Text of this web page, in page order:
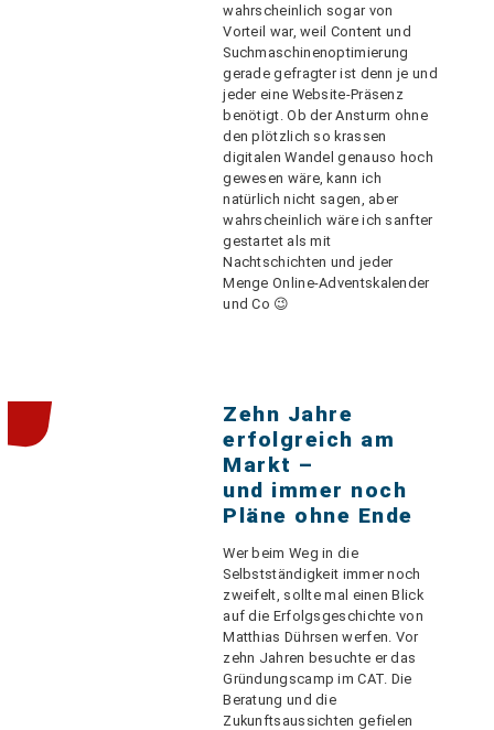
wahrscheinlich sogar von
Vorteil war, weil Content und
Suchmaschinenoptimierung
gerade gefragter ist denn je und
jeder eine Website-Präsenz
benötigt. Ob der Ansturm ohne
den plötzlich so krassen
digitalen Wandel genauso hoch
gewesen wäre, kann ich
natürlich nicht sagen, aber
wahrscheinlich wäre ich sanfter
gestartet als mit
Nachtschichten und jeder
Menge Online-Adventskalender
und Co 😉
Zehn Jahre
erfolgreich am
Markt –
und immer noch
Pläne ohne Ende
Wer beim Weg in die
Selbstständigkeit immer noch
zweifelt, sollte mal einen Blick
auf die Erfolgsgeschichte von
Matthias Dührsen werfen. Vor
zehn Jahren besuchte er das
Gründungscamp im CAT. Die
Beratung und die
Zukunftsaussichten gefielen